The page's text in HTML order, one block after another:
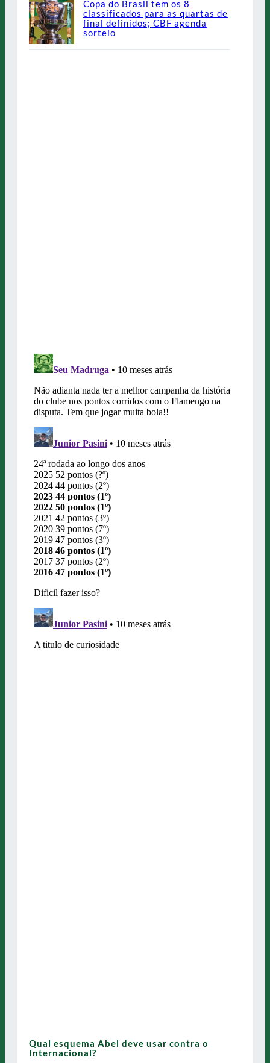
Copa do Brasil tem os 8
classificados para as quartas de
final definidos; CBF agenda
sorteio
Qual esquema Abel deve usar contra o
Internacional?